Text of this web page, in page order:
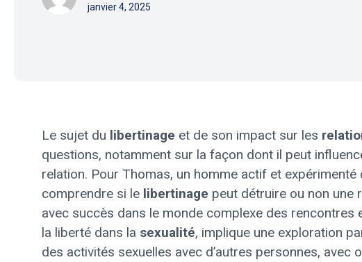
janvier 4, 2025
Le sujet du libertinage et de son impact sur les
questions, notamment sur la façon dont il peut
relation. Pour Thomas, un homme actif et
comprendre si le libertinage peut détruire ou non une
avec succès dans le monde complexe des rencontres
la liberté dans la sexualité, implique une exploration
des activités sexuelles avec d’autres personnes, avec